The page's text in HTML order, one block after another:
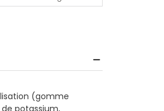
(gomme
potassium,